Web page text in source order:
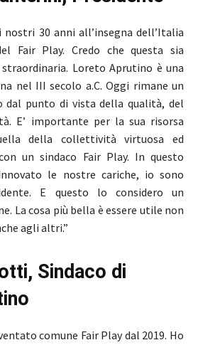
30 anni all’insegna dell’Italia
Fair Play. Credo che questa sia
straordinaria. Loreto Aprutino è una
nel III secolo a.C. Oggi rimane un
dal punto di vista della qualità, del
E’ importante per la sua risorsa
della collettività virtuosa ed
un sindaco Fair Play. In questo
le nostre cariche, io sono
E questo lo considero un
La cosa più bella è essere utile non
agli altri.”
Sindaco di
comune Fair Play dal 2019. Ho